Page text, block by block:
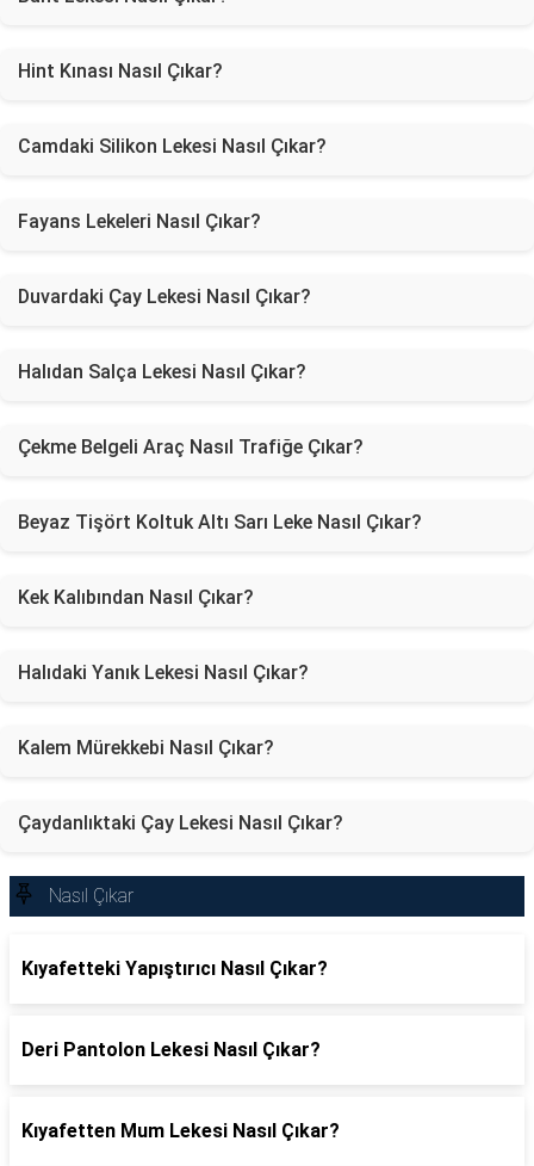
Hint Kınası Nasıl Çıkar?
Camdaki Silikon Lekesi Nasıl Çıkar?
Fayans Lekeleri Nasıl Çıkar?
Duvardaki Çay Lekesi Nasıl Çıkar?
Halıdan Salça Lekesi Nasıl Çıkar?
Çekme Belgeli Araç Nasıl Trafiğe Çıkar?
Beyaz Tişört Koltuk Altı Sarı Leke Nasıl Çıkar?
Kek Kalıbından Nasıl Çıkar?
Halıdaki Yanık Lekesi Nasıl Çıkar?
Kalem Mürekkebi Nasıl Çıkar?
Çaydanlıktaki Çay Lekesi Nasıl Çıkar?
Nasıl Çıkar
Kıyafetteki Yapıştırıcı Nasıl Çıkar?
Deri Pantolon Lekesi Nasıl Çıkar?
Kıyafetten Mum Lekesi Nasıl Çıkar?